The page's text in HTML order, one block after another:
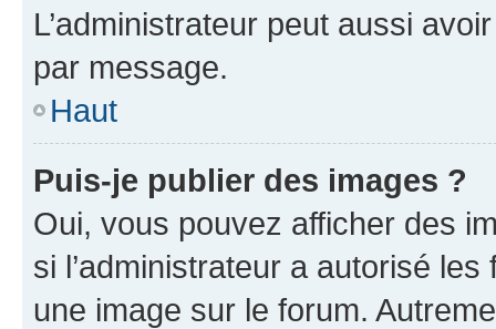
L’administrateur peut aussi
par message.
Haut
Puis-je publier des images ?
Oui, vous pouvez afficher des
si l’administrateur a autorisé
une image sur le forum.